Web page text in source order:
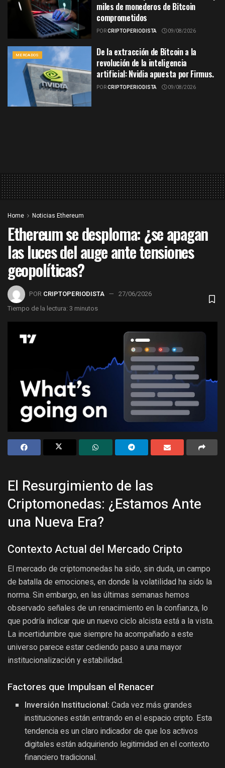
miles de monederos de Bitcoin
comprometidos
PORCRIPTOPERIODISTA 09/08/2026
MERCADOS
De la extracción de Bitcoin a la
revolución de la inteligencia
artificial: Nvidia apuesta por Firmus.
PORCRIPTOPERIODISTA 09/08/2026
Home Noticias Ethereum
Ethereum se desploma: ¿se apagan
las luces del auge ante tensiones
geopolíticas?
POR CRIPTOPERIODISTA
27/06/2026
Tiempo de la lectura: 3 minutos
El Resurgimiento de las
Criptomonedas: ¿Estamos Ante
una Nueva Era?
Contexto Actual del Mercado Cripto
El mercado de criptomonedas ha sido, sin duda, un campo
de batalla de emociones, en donde la volatilidad ha sido la
norma. Sin embargo, en las últimas semanas hemos
observado señales de un renacimiento en la confianza, lo
que podría indicar que un nuevo ciclo alcista está a la vista.
La incertidumbre que siempre ha acompañado a este
universo parece estar cediendo paso a una mayor
institucionalización y estabilidad.
Factores que Impulsan el Renacer
Inversión Institucional: Cada vez más grandes
instituciones están entrando en el espacio cripto. Esta
tendencia es un claro indicador de que los activos
digitales están adquiriendo legitimidad en el contexto
financiero tradicional.